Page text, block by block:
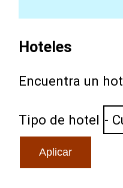
Hoteles
Encuentra un
Tipo de hotel